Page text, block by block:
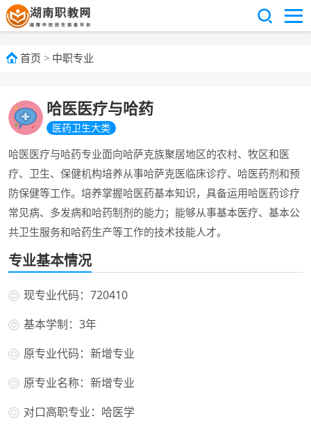
首页 > 中职专业
哈医医疗与哈药
医药卫生大类
哈医医疗与哈药专业面向哈萨克族聚居地区的农村、牧区和医
疗、卫生、保健机构培养从事哈萨克医临床诊疗、哈医药剂和预
防保健等工作。培养掌握哈医药基本知识，具备运用哈医药诊疗
常见病、多发病和哈药制剂的能力；能够从事基本医疗、基本公
共卫生服务和哈药生产等工作的技术技能人才。
专业基本情况
现专业代码：720410
基本学制：3年
原专业代码：新增专业
原专业名称：新增专业
对口高职专业：哈医学